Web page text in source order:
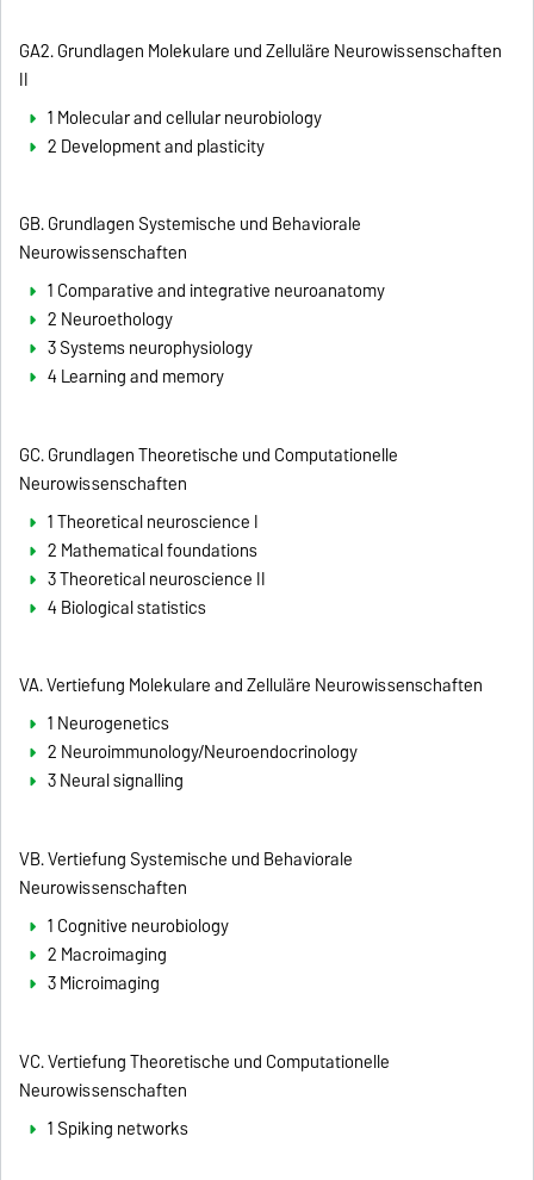
GA2. Grundlagen Molekulare und Zelluläre Neurowissenschaften
II
1 Molecular and cellular neurobiology
2 Development and plasticity
GB. Grundlagen Systemische und Behaviorale
Neurowissenschaften
1 Comparative and integrative neuroanatomy
2 Neuroethology
3 Systems neurophysiology
4 Learning and memory
GC. Grundlagen Theoretische und Computationelle
Neurowissenschaften
1 Theoretical neuroscience I
2 Mathematical foundations
3 Theoretical neuroscience II
4 Biological statistics
VA. Vertiefung Molekulare and Zelluläre Neurowissenschaften
1 Neurogenetics
2 Neuroimmunology/Neuroendocrinology
3 Neural signalling
VB. Vertiefung Systemische und Behaviorale
Neurowissenschaften
1 Cognitive neurobiology
2 Macroimaging
3 Microimaging
VC. Vertiefung Theoretische und Computationelle
Neurowissenschaften
1 Spiking networks